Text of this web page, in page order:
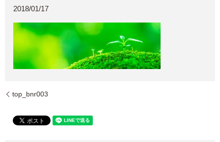
2018/01/17
top_bnr003